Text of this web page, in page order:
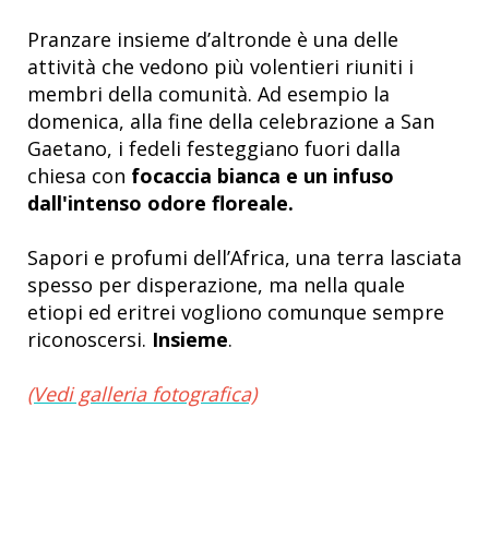
Pranzare insieme d’altronde è una delle
attività che vedono più volentieri riuniti i
membri della comunità. Ad esempio la
domenica, alla fine della celebrazione a San
Gaetano, i fedeli festeggiano fuori dalla
chiesa con focaccia bianca e un infuso
dall'intenso odore floreale.
Sapori e profumi dell’Africa, una terra lasciata
spesso per disperazione, ma nella quale
etiopi ed eritrei vogliono comunque sempre
riconoscersi. Insieme.
(Vedi galleria fotografica)